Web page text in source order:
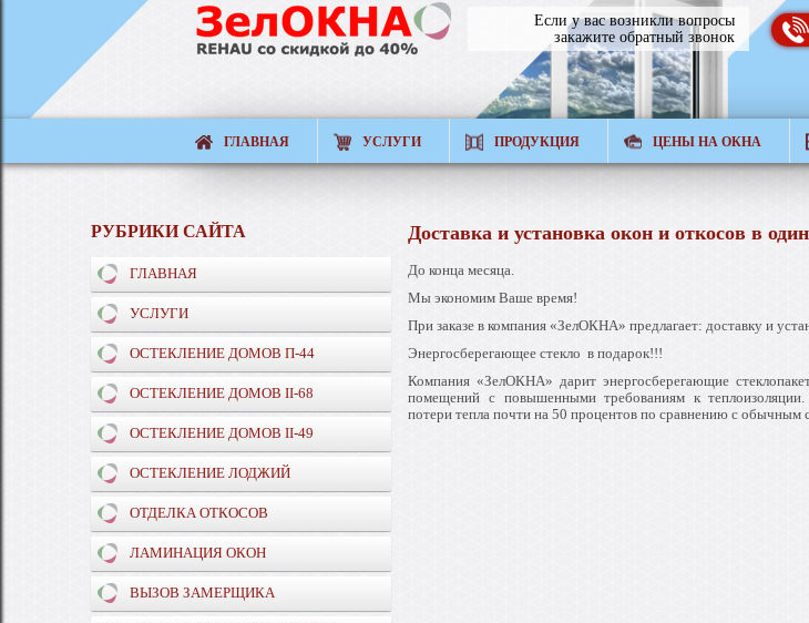
Если у вас возникли вопросы
закажите обратный звонок
ГЛАВНАЯ УСЛУГИ ПРОДУКЦИЯ ЦЕНЫ НА ОКНА
РУБРИКИ САЙТА
ГЛАВНАЯ
УСЛУГИ
ОСТЕКЛЕНИЕ ДОМОВ П-44
ОСТЕКЛЕНИЕ ДОМОВ II-68
ОСТЕКЛЕНИЕ ДОМОВ II-49
ОСТЕКЛЕНИЕ ЛОДЖИЙ
ОТДЕЛКА ОТКОСОВ
ЛАМИНАЦИЯ ОКОН
ВЫЗОВ ЗАМЕРЩИКА
Доставка и установка окон и откосов в
До конца месяца.
Мы экономим Ваше время!
При заказе в компания «ЗелОКНА» предлагает: доставку и
Энергосберегающее стекло в подарок!!!
Компания «ЗелОКНА» дарит энергосберегающие
помещений с повышенными требованиям к теплоизоляции.
потери тепла почти на 50 процентов по сравнению с обычным